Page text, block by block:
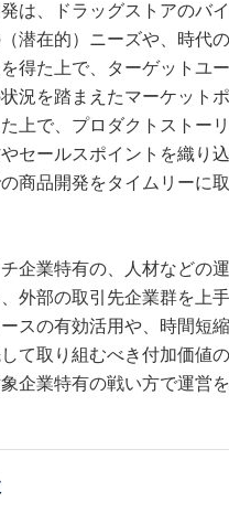
は、ドラッグストアのバイ
潜在的）ニーズや、時代
得た上で、ターゲットユ
況を踏まえたマーケット
上で、プロダクトストー
やセールスポイントを織り
の商品開発をタイムリーに
企業特有の、人材などの
外部の取引先企業群を上
スの有効活用や、時間短
て取り組むべき付加価値
企業特有の戦い方で運営